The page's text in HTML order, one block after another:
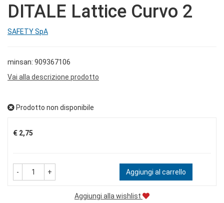
DITALE Lattice Curvo 2
SAFETY SpA
minsan: 909367106
Vai alla descrizione prodotto
Prodotto non disponibile
Prezzo
€ 2,75
- + Aggiungi al carrello
Aggiungi alla wishlist